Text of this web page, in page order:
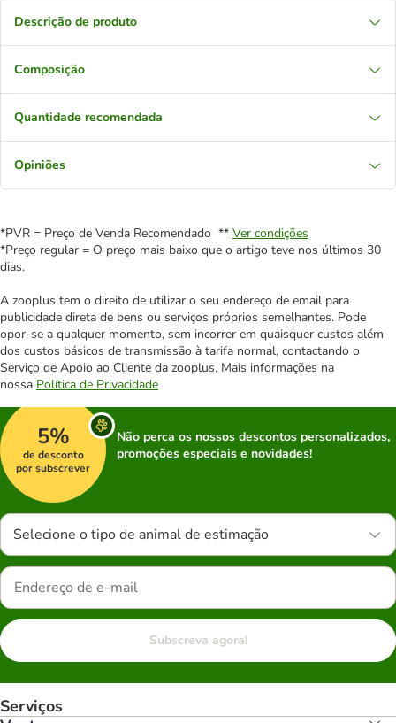
Descrição de produto
Composição
Quantidade recomendada
Opiniões
*PVR = Preço de Venda Recomendado ** Ver condições
*Preço regular = O preço mais baixo que o artigo teve nos últimos 30
dias.
A zooplus tem o direito de utilizar o seu endereço de email para
publicidade direta de bens ou serviços próprios semelhantes. Pode
opor-se a qualquer momento, sem incorrer em quaisquer custos além
dos custos básicos de transmissão à tarifa normal, contactando o
Serviço de Apoio ao Cliente da zooplus. Mais informações na
nossa Política de Privacidade
5%
de desconto
por subscrever
Não perca os nossos descontos personalizados,
promoções especiais e novidades!
Selecione o tipo de animal de estimação
Subscreva agora!
Serviços